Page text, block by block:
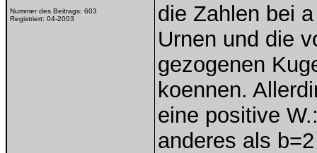
Nummer des Beitrags: 603
Registriert: 04-2003
die Zahlen bei
Urnen und die
gezogenen
koennen.
eine positive
anderes als